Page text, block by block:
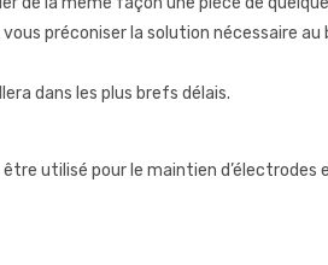
préconiser la solution nécessaire
dans les plus brefs délais.
utilisé pour le maintien d’électrodes